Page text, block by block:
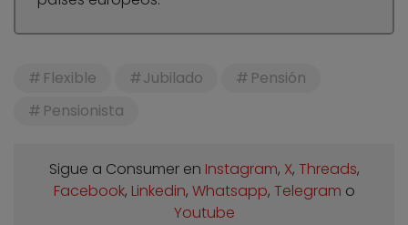
Flexible Jubilado
Pensión
Pensionista
Sigue a Consumer en Instagram, X, Threads,
Facebook, Linkedin, Whatsapp, Telegram o
Youtube